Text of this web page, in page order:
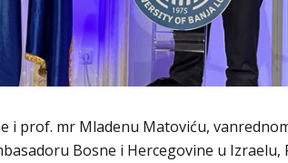
i prof. mr Mladenu Matoviću,
Bosne i Hercegovine u